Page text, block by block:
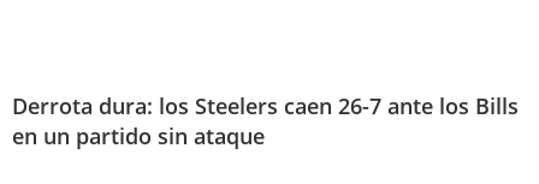
Derrota dura: los Steelers caen 26-7 ante los Bills
en un partido sin ataque